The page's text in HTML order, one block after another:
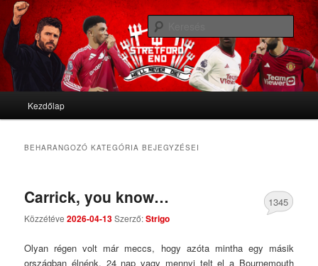
Stretford End
We'll never die
Tovább az elsődleges tartalomra
Tovább a másodlagos tartalomra
Kezdőlap
BEHARANGOZÓ KATEGÓRIA BEJEGYZÉSEI
Carrick, you know…
Közzétéve2026-04-13Szerző:Strigo
1345
Olyan régen volt már meccs, hogy azóta mintha egy másik
országban élnénk. 24 nap vagy mennyi telt el a Bournemouth